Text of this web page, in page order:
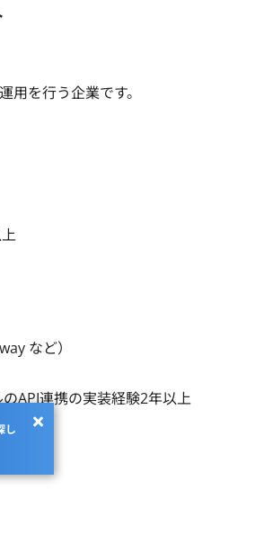
し
を行う企業です。
など）
API連携の実装経験2年以上